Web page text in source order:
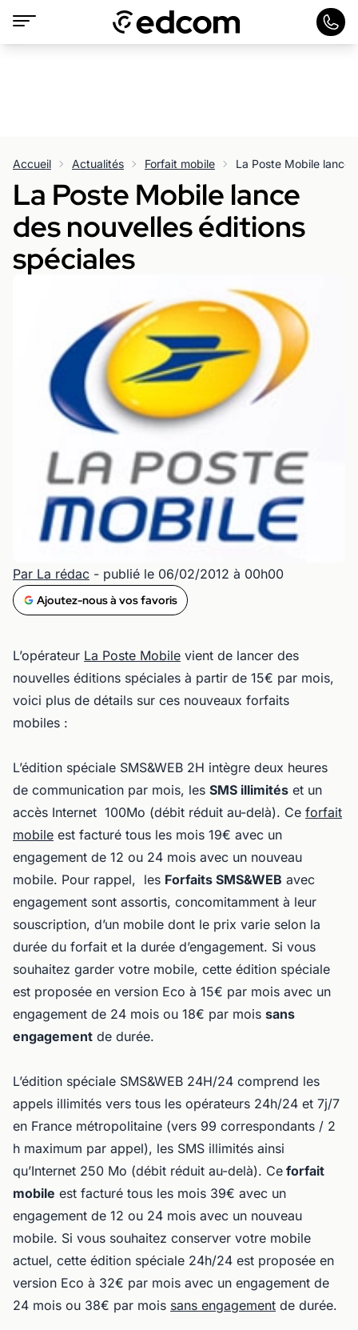
Accueil Actualités Forfait mobile La Poste Mobile lance
La Poste Mobile lance
des nouvelles éditions
spéciales
Par La rédac - publié le 06/02/2012 à 00h00
Ajoutez-nous à vos favoris
L’opérateur La Poste Mobile vient de lancer des
nouvelles éditions spéciales à partir de 15€ par mois,
voici plus de détails sur ces nouveaux forfaits
mobiles :
L’édition spéciale SMS&WEB 2H intègre deux heures
de communication par mois, les SMS illimités et un
accès Internet 100Mo (débit réduit au-delà). Ce forfait
mobile est facturé tous les mois 19€ avec un
engagement de 12 ou 24 mois avec un nouveau
mobile. Pour rappel, les Forfaits SMS&WEB avec
engagement sont assortis, concomitamment à leur
souscription, d’un mobile dont le prix varie selon la
durée du forfait et la durée d’engagement. Si vous
souhaitez garder votre mobile, cette édition spéciale
est proposée en version Eco à 15€ par mois avec un
engagement de 24 mois ou 18€ par mois sans
engagement de durée.
L’édition spéciale SMS&WEB 24H/24 comprend les
appels illimités vers tous les opérateurs 24h/24 et 7j/7
en France métropolitaine (vers 99 correspondants / 2
h maximum par appel), les SMS illimités ainsi
qu’Internet 250 Mo (débit réduit au-delà). Ce forfait
mobile est facturé tous les mois 39€ avec un
engagement de 12 ou 24 mois avec un nouveau
mobile. Si vous souhaitez conserver votre mobile
actuel, cette édition spéciale 24h/24 est proposée en
version Eco à 32€ par mois avec un engagement de
24 mois ou 38€ par mois sans engagement de durée.